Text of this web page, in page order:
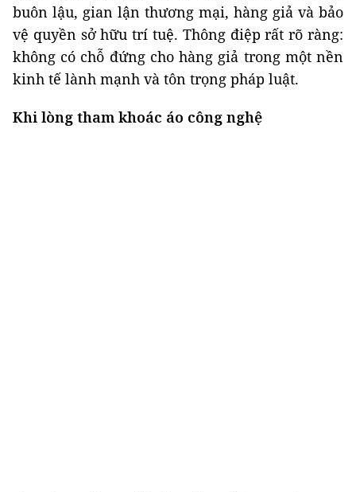
buôn lậu, gian lận thương mại, hàng giả và bảo
vệ quyền sở hữu trí tuệ. Thông điệp rất rõ ràng:
không có chỗ đứng cho hàng giả trong một nền
kinh tế lành mạnh và tôn trọng pháp luật.
Khi lòng tham khoác áo công nghệ